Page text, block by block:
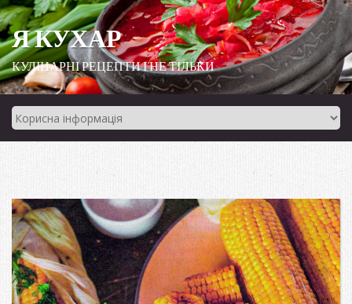
Я КУХАР
КУЛІНАРНІ РЕЦЕПТИ І НЕ ТІЛЬКИ